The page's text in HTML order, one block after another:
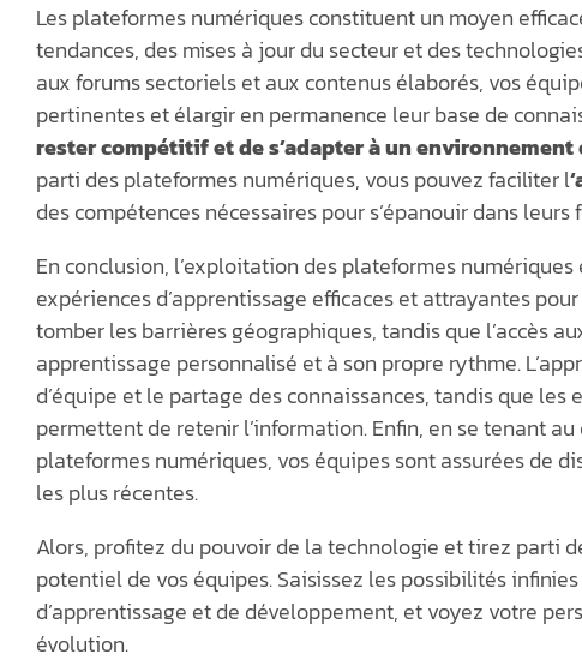
Les plateformes numériques constituent un moyen
tendances, des mises à jour du secteur et des
aux forums sectoriels et aux contenus élaborés, vos
pertinentes et élargir en permanence leur base de
rester compétitif et de s’adapter à un
parti des plateformes numériques, vous pouvez faciliter l
des compétences nécessaires pour s’épanouir dans
En conclusion, l’exploitation des plateformes
expériences d’apprentissage efficaces et attrayantes
tomber les barrières géographiques, tandis que l’accès
apprentissage personnalisé et à son propre rythme.
d’équipe et le partage des connaissances, tandis que les
permettent de retenir l’information. Enfin, en se tenant
plateformes numériques, vos équipes sont assurées de
les plus récentes.
Alors, profitez du pouvoir de la technologie et tirez parti
potentiel de vos équipes. Saisissez les possibilités
d’apprentissage et de développement, et voyez votre
évolution.